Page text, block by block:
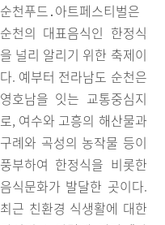
순천푸드․아트페스티벌은
순천의 대표음식인 한정식
을 널리 알리기 위한 축제이
다. 예부터 전라남도 순천은
영호남을 잇는 교통중심지
로, 여수와 고흥의 해산물과
구례와 곡성의 농작물 등이
풍부하여 한정식을 비롯한
음식문화가 발달한 곳이다.
최근 친환경 식생활에 대한